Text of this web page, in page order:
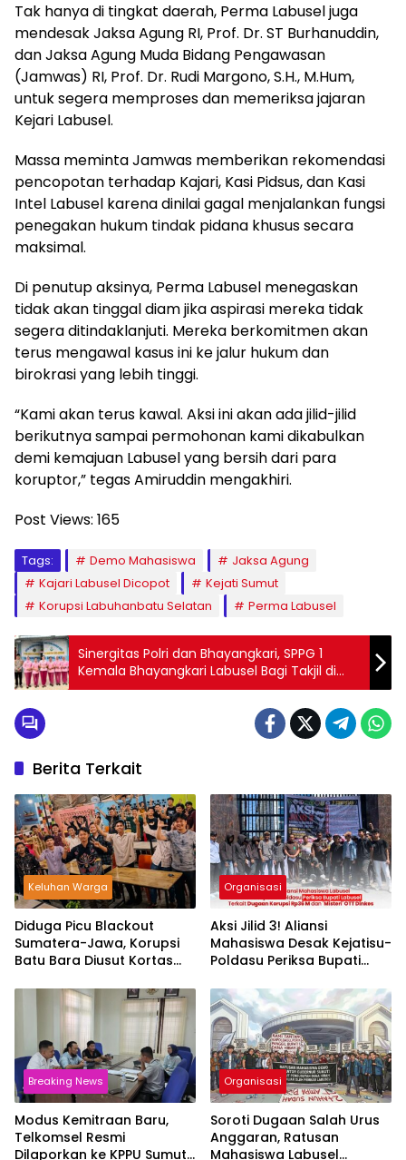
Tak hanya di tingkat daerah, Perma Labusel juga
mendesak Jaksa Agung RI, Prof. Dr. ST Burhanuddin,
dan Jaksa Agung Muda Bidang Pengawasan
(Jamwas) RI, Prof. Dr. Rudi Margono, S.H., M.Hum,
untuk segera memproses dan memeriksa jajaran
Kejari Labusel.
Massa meminta Jamwas memberikan rekomendasi
pencopotan terhadap Kajari, Kasi Pidsus, dan Kasi
Intel Labusel karena dinilai gagal menjalankan fungsi
penegakan hukum tindak pidana khusus secara
maksimal.
Di penutup aksinya, Perma Labusel menegaskan
tidak akan tinggal diam jika aspirasi mereka tidak
segera ditindaklanjuti. Mereka berkomitmen akan
terus mengawal kasus ini ke jalur hukum dan
birokrasi yang lebih tinggi.
“Kami akan terus kawal. Aksi ini akan ada jilid-jilid
berikutnya sampai permohonan kami dikabulkan
demi kemajuan Labusel yang bersih dari para
koruptor,” tegas Amiruddin mengakhiri.
Post Views: 165
Tags: Demo Mahasiswa
Jaksa Agung
Kajari Labusel Dicopot
Kejati Sumut
Korupsi Labuhanbatu Selatan
Perma Labusel
Sinergitas Polri dan Bhayangkari, SPPG 1
Kemala Bhayangkari Labusel Bagi Takjil di
Kampung Rakyat
Berita Terkait
Keluhan Warga
Diduga Picu Blackout
Sumatera-Jawa, Korupsi
Batu Bara Diusut Kortas
Organisasi
Aksi Jilid 3! Aliansi
Mahasiswa Desak Kejatisu-
Poldasu Periksa Bupati
Korupsi Rp36 M dan
‘Misteri’ OTT Dinkes
Breaking News
Modus Kemitraan Baru,
Telkomsel Resmi
Dilaporkan ke KPPU Sumut
Organisasi
Soroti Dugaan Salah Urus
Anggaran, Ratusan
Mahasiswa Labusel